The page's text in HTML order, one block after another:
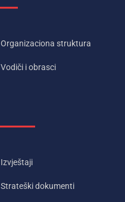
Organizaciona struktura
Vodiči i obrasci
Izvještaji
Strateški dokumenti